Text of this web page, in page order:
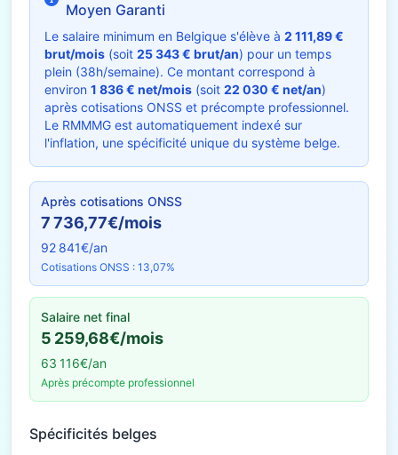
Moyen Garanti
Le salaire minimum en Belgique s'élève à 2 111,89 €
brut/mois (soit 25 343 € brut/an) pour un temps
plein (38h/semaine). Ce montant correspond à
environ 1 836 € net/mois (soit 22 030 € net/an)
après cotisations ONSS et précompte professionnel.
Le RMMMG est automatiquement indexé sur
l'inflation, une spécificité unique du système belge.
Après cotisations ONSS
7 736,77€/mois
92 841€/an
Cotisations ONSS : 13,07%
Salaire net final
5 259,68€/mois
63 116€/an
Après précompte professionnel
Spécificités belges